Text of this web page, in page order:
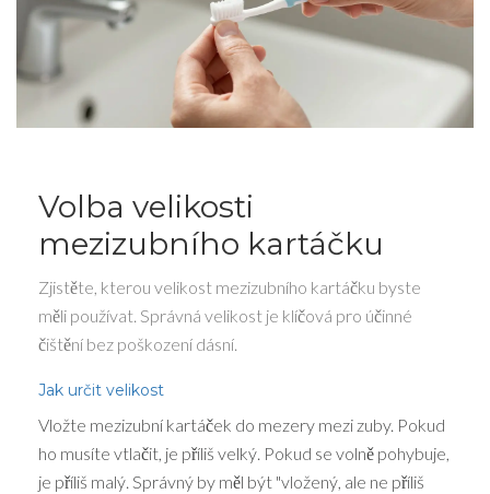
Volba velikosti
mezizubního kartáčku
Zjistěte, kterou velikost mezizubního kartáčku byste
měli používat. Správná velikost je klíčová pro účinné
čištění bez poškození dásní.
Jak určit velikost
Vložte mezizubní kartáček do mezery mezi zuby. Pokud
ho musíte vtlačit, je příliš velký. Pokud se volně pohybuje,
je příliš malý. Správný by měl být "vložený, ale ne příliš